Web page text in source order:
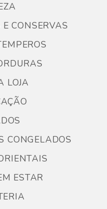
CONSERVAS
LOJA
CONGELADOS
ESTAR